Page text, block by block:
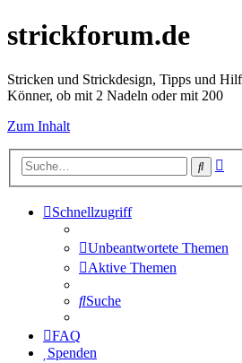
strickforum.de
Stricken und Strickdesign, Tipps und
Könner, ob mit 2 Nadeln oder mit 200
Zum Inhalt
Suche
Schnellzugriff
Unbeantwortete Themen
Aktive Themen
Suche
FAQ
Spenden